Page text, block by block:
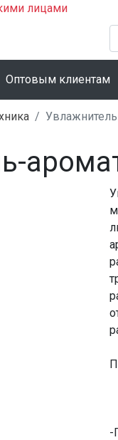
лицами
Оптовым клиентам
-